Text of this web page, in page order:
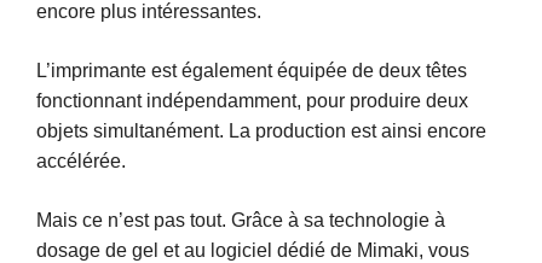
encore plus intéressantes.
L’imprimante est également équipée de deux têtes
fonctionnant indépendamment, pour produire deux
objets simultanément. La production est ainsi encore
accélérée.
Mais ce n’est pas tout. Grâce à sa technologie à
dosage de gel et au logiciel dédié de Mimaki, vous